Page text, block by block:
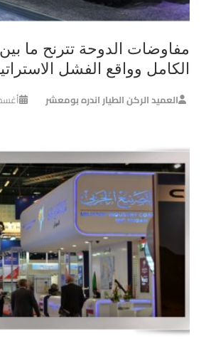
مفاوضات الدوحة تترنح ما
الكامل وواقع الفشل
العميد الركن الطيار اندره بومعشر أغسطس